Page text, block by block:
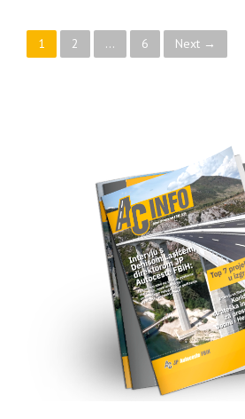
Posts navigation
1 2 … 6 Next →